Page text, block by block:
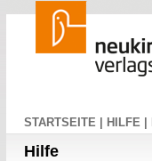
STARTSEITE | HILFE |
Hilfe